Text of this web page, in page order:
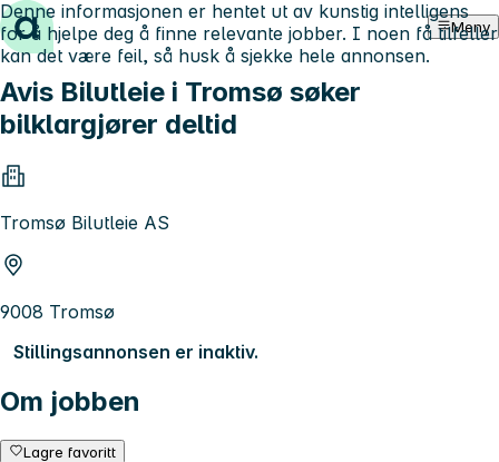
Hopp til innhold Meny
Avis Bilutleie i Tromsø søker
bilklargjører deltid
Tromsø Bilutleie AS
9008 Tromsø
Stillingsannonsen er inaktiv.
Om jobben
Lagre favoritt
Denne informasjonen er hentet ut av kunstig intelligens
for å hjelpe deg å finne relevante jobber. I noen få tilfeller
kan det være feil, så husk å sjekke hele annonsen.